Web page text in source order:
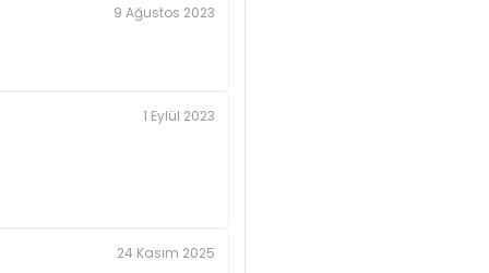
9 Ağustos 2023
1 Eylül 2023
24 Kasım 2025